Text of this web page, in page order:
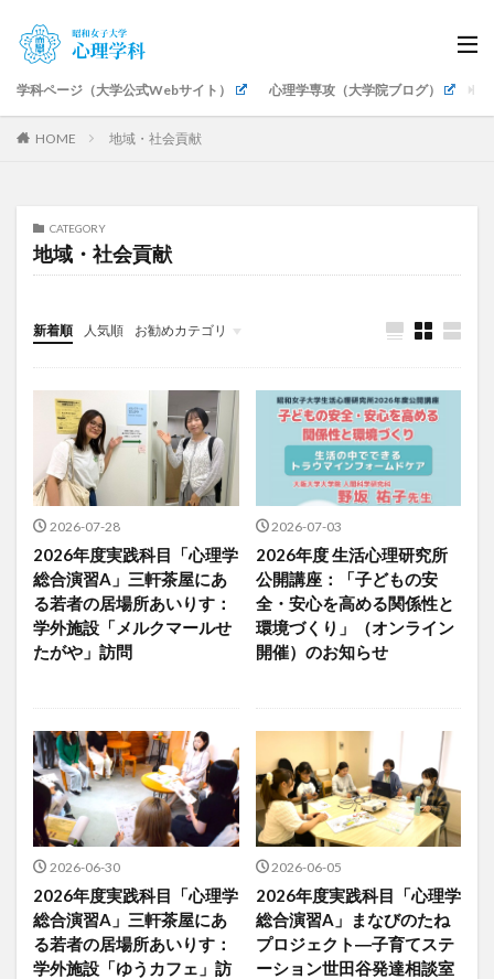
学科ページ（大学公式Webサイト） 心理学専攻（大学院ブログ）
HOME 地域・社会貢献
CATEGORY
地域・社会貢献
新着順 人気順 お勧めカテゴリ
授業・講座紹介
公認心理師科目
ゼミ・卒論
研究発表・成果
イベント・式典
キャリア支援
地域・社会貢献
教職員紹介
2026-07-28
2026年度実践科目「心理学
総合演習A」三軒茶屋にあ
る若者の居場所あいりす：
学外施設「メルクマールせ
たがや」訪問
2026-07-03
2026年度 生活心理研究所
公開講座：「子どもの安
全・安心を高める関係性と
環境づくり」（オンライン
開催）のお知らせ
2026-06-30
2026年度実践科目「心理学
総合演習A」三軒茶屋にあ
る若者の居場所あいりす：
学外施設「ゆうカフェ」訪
2026-06-05
2026年度実践科目「心理学
総合演習A」まなびのたね
プロジェクト―子育てステ
ーション世田谷発達相談室